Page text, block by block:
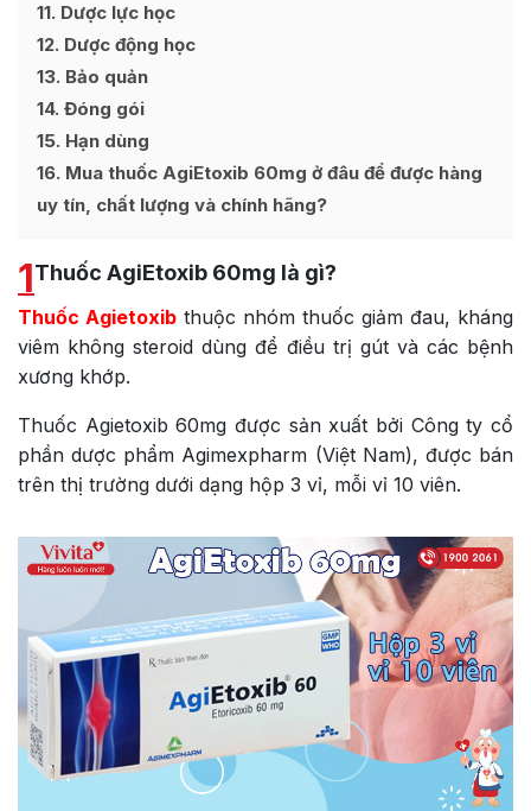
11 Dược lực học
12 Dược động học
13 Bảo quản
14 Đóng gói
15 Hạn dùng
16 Mua thuốc AgiEtoxib 60mg ở đâu để được hàng
uy tín, chất lượng và chính hãng?
1Thuốc AgiEtoxib 60mg là gì?
Thuốc Agietoxib thuộc nhóm thuốc giảm đau, kháng
viêm không steroid dùng để điều trị gút và các bệnh
xương khớp.
Thuốc Agietoxib 60mg được sản xuất bởi Công ty cổ
phần dược phẩm Agimexpharm (Việt Nam), được bán
trên thị trường dưới dạng hộp 3 vỉ, mỗi vỉ 10 viên.